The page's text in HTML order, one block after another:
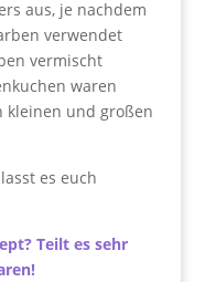
aus, je nachdem
verwendet
vermischt
waren
kleinen und großen
es euch
Teilt es sehr